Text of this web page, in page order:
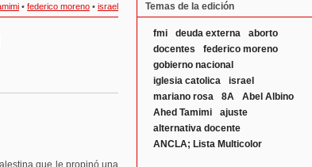
• federico moreno • israel
que le propinó una
Temas de la edición
fmi deuda externa
aborto
docentes
federico moreno
gobierno nacional
iglesia catolica
israel
mariano rosa
8A
Abel Albino
Ahed Tamimi
ajuste
alternativa docente
ANCLA; Lista Multicolor